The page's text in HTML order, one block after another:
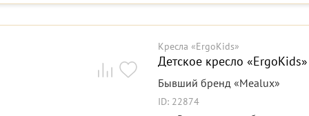
Кресла «ErgoKids»
Детское кресло
Бывший бренд «Mealux»
ID: 22874